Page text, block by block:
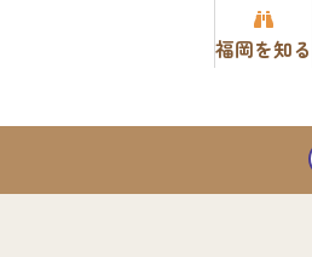
福岡を知る